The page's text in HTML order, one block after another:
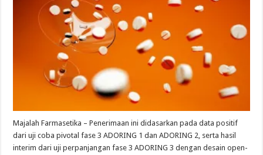
Majalah Farmasetika – Penerimaan ini didasarkan pada data positif
dari uji coba pivotal fase 3 ADORING 1 dan ADORING 2, serta hasil
interim dari uji perpanjangan fase 3 ADORING 3 dengan desain open-